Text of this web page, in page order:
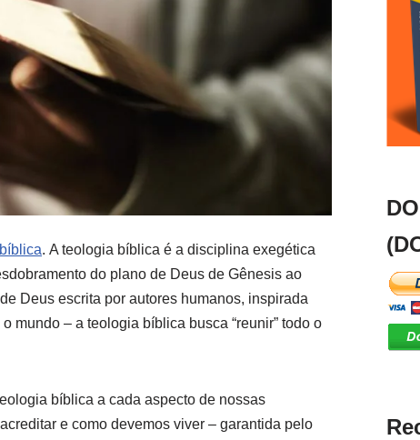
bíblica. A teologia bíblica é a disciplina exegética
do plano de Deus de Gênesis ao
Deus escrita por autores humanos, inspirada
mundo – a teologia bíblica busca “reunir” todo o
bíblica a cada aspecto de nossas
e como devemos viver – garantida pelo